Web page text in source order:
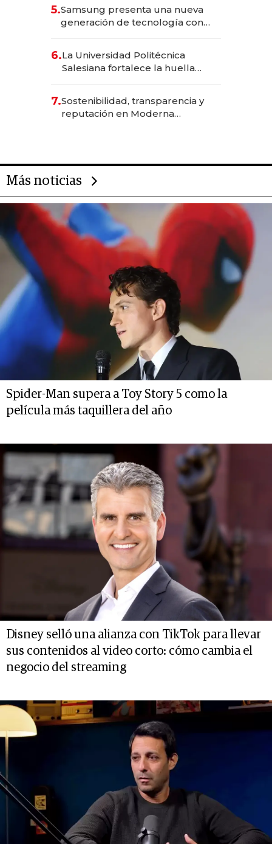
5.Samsung presenta una nueva
generación de tecnología con
6.La Universidad Politécnica
Salesiana fortalece la huella
7.Sostenibilidad, transparencia y
reputación en Moderna
Más noticias
Spider-Man supera a Toy Story 5 como la
película más taquillera del año
Disney selló una alianza con TikTok para llevar
sus contenidos al video corto: cómo cambia el
negocio del streaming